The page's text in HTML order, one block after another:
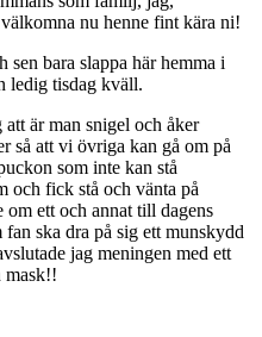
nu henne fint kära ni!
bara slappa här hemma i
ledig tisdag kväll.
är man snigel och åker
så att vi övriga kan gå om på
som inte kan stå
och fick stå och vänta på
om ett och annat till dagens
ska dra på sig ett munskydd
jag meningen med ett